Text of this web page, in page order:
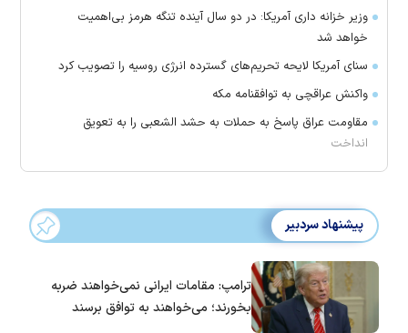
وزیر خزانه داری آمریکا: در دو سال آینده تنگه هرمز بی‌اهمیت
خواهد شد
سنای آمریکا لایحه تحریم‌های گسترده انرژی روسیه را تصویب کرد
واکنش عراقچی به توافقنامه مکه
مقاومت عراق پاسخ به حملات به حشد الشعبی را به تعویق
انداخت
پیشنهاد سردبیر
ترامپ: مقامات ایرانی نمی‌خواهند ضربه
بخورند؛ می‌خواهند به توافق برسند